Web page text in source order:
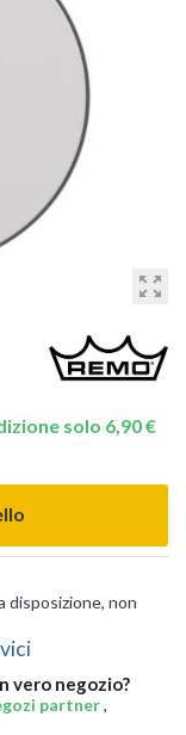
zoom_out_map
solo 6,90 €
disposizione, non
vero negozio?
partner,